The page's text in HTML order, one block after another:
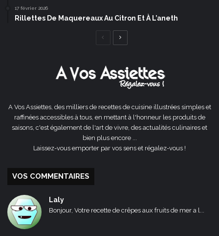
17 février 2026
Rillettes De Maquereaux Au Citron Et À L’aneth
Page
A Vos Assiettes, des milliers de recettes de cuisine illustrées simples et
raffinées accessibles à tous, en mettant à l'honneur les produits de
saisons, c'est également de l'art de vivre, des actualités culinaires et
bien plus encore ...
Laissez-vous emporter par vos sens et régalez-vous !
VOS COMMENTAIRES
Laly
Bonjour, Votre recette de crêpes aux fruits de mer a l...